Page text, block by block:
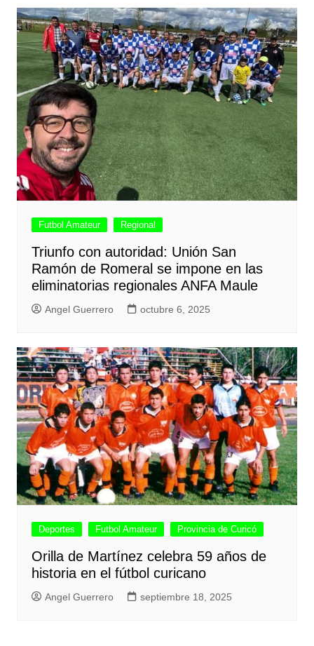
Futbol Amateur Regional
Triunfo con autoridad: Unión San
Ramón de Romeral se impone en las
eliminatorias regionales ANFA Maule
Angel Guerrero octubre 6, 2025
Deportes Futbol Amateur Provincia de Curicó
Orilla de Martínez celebra 59 años de
historia en el fútbol curicano
Angel Guerrero septiembre 18, 2025